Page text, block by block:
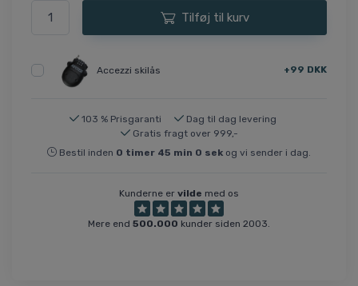
Tilføj til kurv
Accezzi skilås +99 DKK
103 % Prisgaranti
Dag til dag levering
Gratis fragt over 999,-
Bestil inden 0 timer 45 min 0 sek og vi sender i dag.
Kunderne er vilde med os
Mere end 500.000 kunder siden 2003.